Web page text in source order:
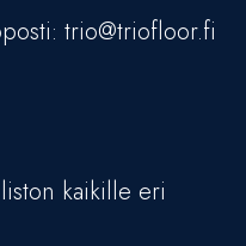
trio@triofloor.fi
kaikille eri